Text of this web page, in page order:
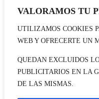
VALORAMOS TU
UTILIZAMOS COOKIES
WEB Y OFRECERTE UN
QUEDAN EXCLUIDOS
PUBLICITARIOS EN LA
DE LAS MISMAS.
Publicidad
Contacto
© 2026 masdearte.